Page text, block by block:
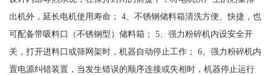
出机外，延长电机使用寿命； 4、不锈钢储料箱清洗方便、快捷，也
可配备带吸料口（不锈钢型）储料箱； 5、强力粉碎机内设安全开
关，打开进料口或筛网架时，机器自动停止工作； 6、强力粉碎机内
置电源纠错装置，当发生错误的顺序连接或失相时，机器停止运行